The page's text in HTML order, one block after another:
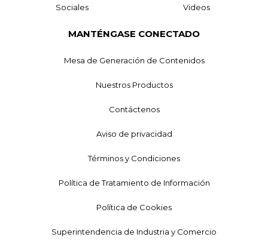
Sociales Videos
MANTÉNGASE CONECTADO
Mesa de Generación de Contenidos
Nuestros Productos
Contáctenos
Aviso de privacidad
Términos y Condiciones
Política de Tratamiento de Información
Política de Cookies
Superintendencia de Industria y Comercio